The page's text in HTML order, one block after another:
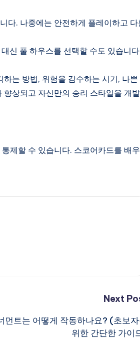
다. 나중에는 안전하게 플레이하고 다
신 풀 하우스를 선택할 수도 있습니
는 방법, 위험을 감수하는 시기, 나쁜
상되고 자신만의 승리 스타일을 개발
제할 수 있습니다. 스코어카드를 배우
Next
먼트는 어떻게 작동하나요? (초보
위한 간단한 가이